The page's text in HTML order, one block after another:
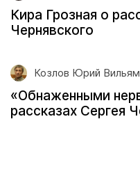
Кира Грозная о
Чернявского
Козлов Юрий
«Обнаженными
рассказах Сергея